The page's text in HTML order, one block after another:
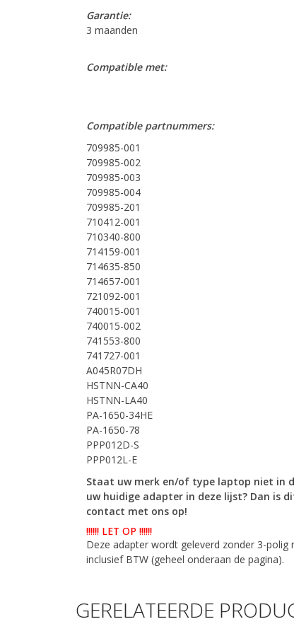
Garantie:
3 maanden
Compatible met:
Compatible partnummers:
709985-001
709985-002
709985-003
709985-004
709985-201
710412-001
710340-800
714159-001
714635-850
714657-001
721092-001
740015-001
740015-002
741553-800
741727-001
A045R07DH
HSTNN-CA40
HSTNN-LA40
PA-1650-34HE
PA-1650-78
PPP012D-S
PPP012L-E
Staat uw merk en/of type laptop niet in
uw huidige adapter in deze lijst? Dan is
contact met ons op!
!!!!!! LET OP !!!!!!
Deze adapter wordt geleverd zonder 3-
inclusief BTW (geheel onderaan de pagina).
GERELATEERDE